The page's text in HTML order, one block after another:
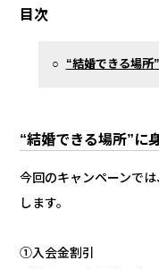
目次
○ “結婚できる場所
“結婚できる場所”に
今回のキャンペーンで
します。
①入会金割引